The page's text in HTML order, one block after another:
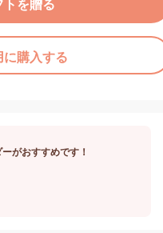
トを贈る
に購入する
がおすすめです！